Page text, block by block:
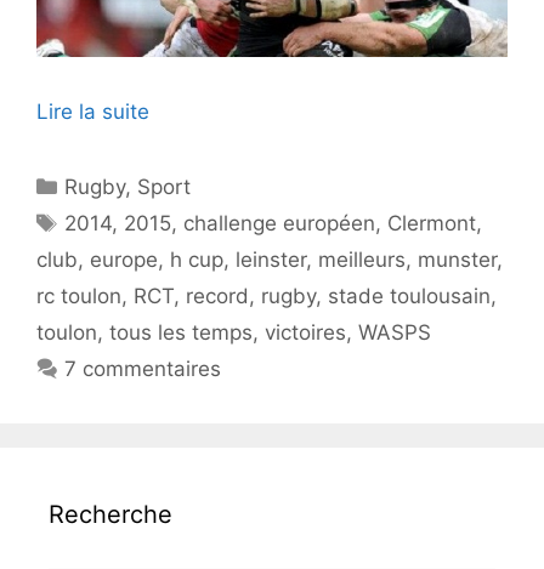
Lire la suite
Catégories
Rugby, Sport
Étiquettes
2014, 2015, challenge européen, Clermont,
club, europe, h cup, leinster, meilleurs, munster,
rc toulon, RCT, record , rugby, stade toulousain,
toulon, tous les temps, victoires, WASPS
7 commentaires
Recherche